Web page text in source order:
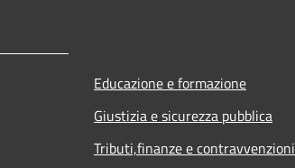
Educazione e formazione
Giustizia e sicurezza pubblica
Tributi,finanze e contravvenzioni